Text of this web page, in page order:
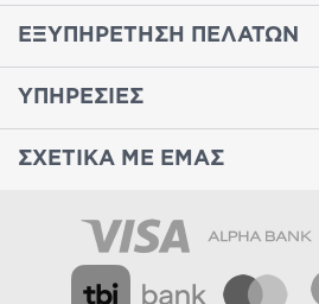
ΕΞΥΠΗΡΕΤΗΣΗ ΠΕΛΑΤΩΝ
ΥΠΗΡΕΣΙΕΣ
ΣΧΕΤΙΚΑ ΜΕ ΕΜΑΣ